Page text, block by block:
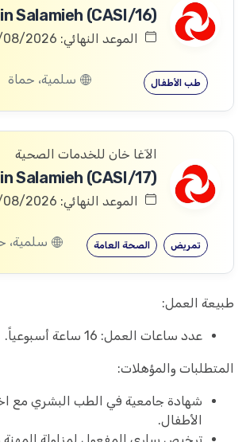
الموعد النهائي: 16/08/2026
طب الأطفال سلمية، حماة
الآغا خان للخدمات الصحية
الموعد النهائي: 16/08/2026
الصحة العامة تمريض سلمية،
طبيعة العمل:
عدد ساعات العمل: 16 ساعة أسبوعياً.
المتطلبات والمؤهلات:
شهادة جامعية في الطب البشري
الأطفال.